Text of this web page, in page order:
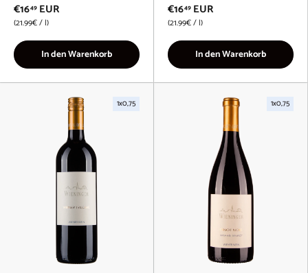
€1649 EUR
Grundpreis
21.99€/l
In den Warenkorb
€1649 EUR
Grundpreis
21.99€/l
In den Warenkorb
1x0,75 1x0,75